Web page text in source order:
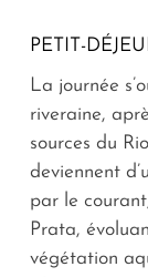
PETIT-
La journée
riveraine,
sources du
deviennent
par le
Prata,
végétation